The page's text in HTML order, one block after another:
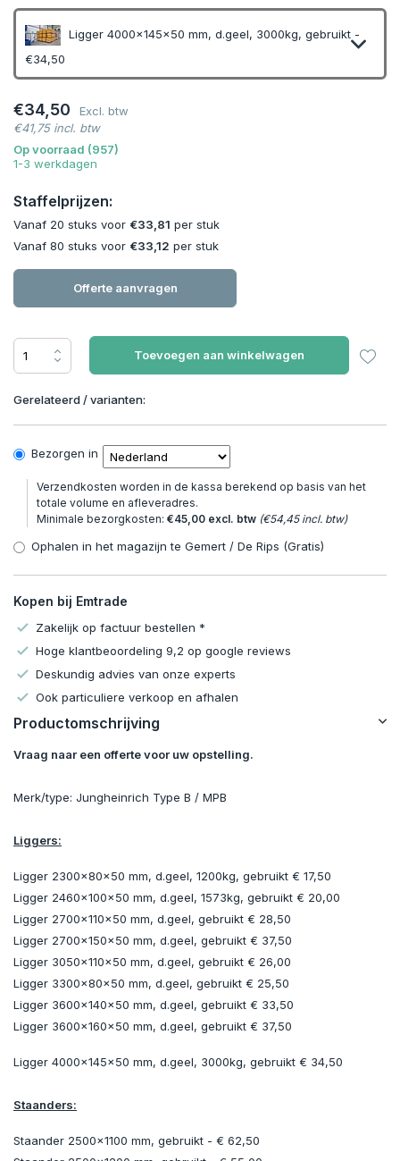
Ligger 4000x145x50 mm, d.geel, 3000kg, gebruikt -
€34,50
€34,50
Excl. btw
€41,75 incl. btw
Op voorraad (957)
1-3 werkdagen
Staffelprijzen:
Vanaf 20 stuks voor €33,81 per stuk
Vanaf 80 stuks voor €33,12 per stuk
Offerte aanvragen
Toevoegen aan winkelwagen
Gerelateerd / varianten:
Bezorgen in
Verzendkosten worden in de kassa berekend op basis van het
totale volume en afleveradres.
Minimale bezorgkosten: €45,00 excl. btw (€54,45 incl. btw)
Ophalen in het magazijn te Gemert / De Rips (Gratis)
Kopen bij Emtrade
Zakelijk op factuur bestellen *
Hoge klantbeoordeling 9,2 op google reviews
Deskundig advies van onze experts
Ook particuliere verkoop en afhalen
Productomschrijving
Vraag naar een offerte voor uw opstelling.
Merk/type: Jungheinrich Type B / MPB
Liggers:
Ligger 2300x80x50 mm, d.geel, 1200kg, gebruikt € 17,50
Ligger 2460x100x50 mm, d.geel, 1573kg, gebruikt € 20,00
Ligger 2700x110x50 mm, d.geel, gebruikt € 28,50
Ligger 2700x150x50 mm, d.geel, gebruikt € 37,50
Ligger 3050x110x50 mm, d.geel, gebruikt € 26,00
Ligger 3300x80x50 mm, d.geel, gebruikt € 25,50
Ligger 3600x140x50 mm, d.geel, gebruikt € 33,50
Ligger 3600x160x50 mm, d.geel, gebruikt € 37,50
Ligger 4000x145x50 mm, d.geel, 3000kg, gebruikt € 34,50
Staanders:
Staander 2500x1100 mm, gebruikt - € 62,50